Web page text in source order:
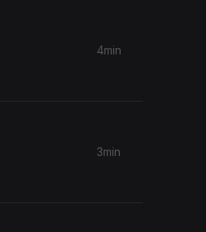
4min
3min